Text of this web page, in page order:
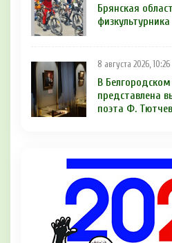
Брянская
физкультурника
8 августа 2026, 10:26
В
представлена
поэта Ф.